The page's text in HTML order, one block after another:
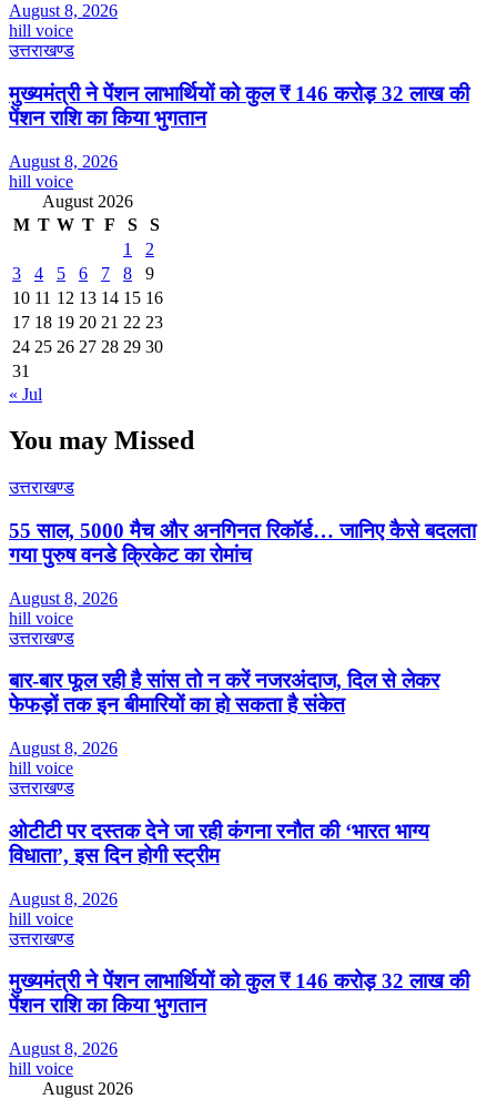
August 8, 2026
hill voice
उत्तराखण्ड
मुख्यमंत्री ने पेंशन लाभार्थियों को कुल ₹ 146 करोड़ 32 लाख की
पेंशन राशि का किया भुगतान
August 8, 2026
hill voice
August 2026
M T W T F S
S
1
2
3
4 5 6 7 8
9
10 11 12 13 14 15 16
17 18 19 20 21 22 23
24 25 26 27 28 29 30
31
« Jul
You may Missed
उत्तराखण्ड
55 साल, 5000 मैच और अनगिनत रिकॉर्ड… जानिए कैसे बदलता
गया पुरुष वनडे क्रिकेट का रोमांच
August 8, 2026
hill voice
उत्तराखण्ड
बार-बार फूल रही है सांस तो न करें नजरअंदाज, दिल से लेकर
फेफड़ों तक इन बीमारियों का हो सकता है संकेत
August 8, 2026
hill voice
उत्तराखण्ड
ओटीटी पर दस्तक देने जा रही कंगना रनौत की ‘भारत भाग्य
विधाता’, इस दिन होगी स्ट्रीम
August 8, 2026
hill voice
उत्तराखण्ड
मुख्यमंत्री ने पेंशन लाभार्थियों को कुल ₹ 146 करोड़ 32 लाख की
पेंशन राशि का किया भुगतान
August 8, 2026
hill voice
August 2026